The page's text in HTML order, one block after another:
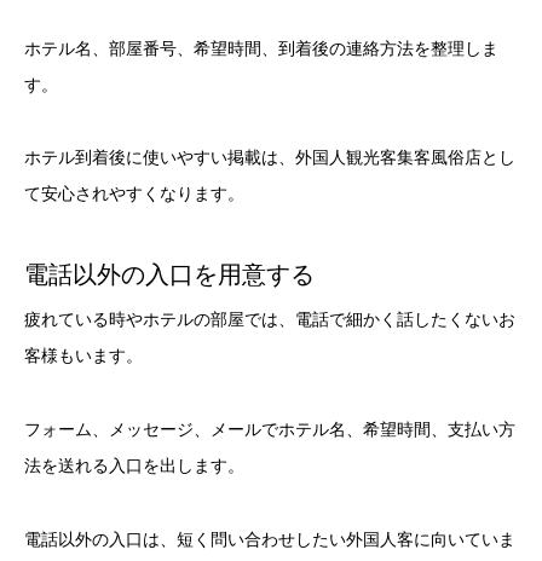
ホテル名、部屋番号、希望時間、到着後の連絡方法を整理しま
す。
ホテル到着後に使いやすい掲載は、外国人観光客集客風俗店とし
て安心されやすくなります。
電話以外の入口を用意する
疲れている時やホテルの部屋では、電話で細かく話したくないお
客様もいます。
フォーム、メッセージ、メールでホテル名、希望時間、支払い方
法を送れる入口を出します。
電話以外の入口は、短く問い合わせしたい外国人客に向いていま